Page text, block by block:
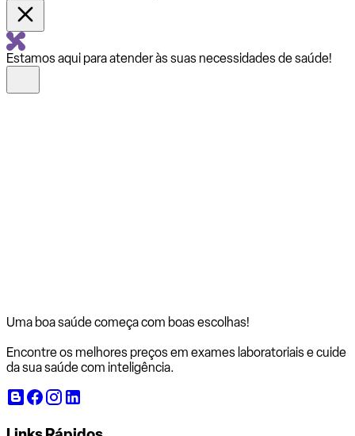
Estamos aqui para atender às suas necessidades de saúde!
Uma boa saúde começa com boas escolhas!
Encontre os melhores preços em exames laboratoriais e cuide
da sua saúde com inteligência.